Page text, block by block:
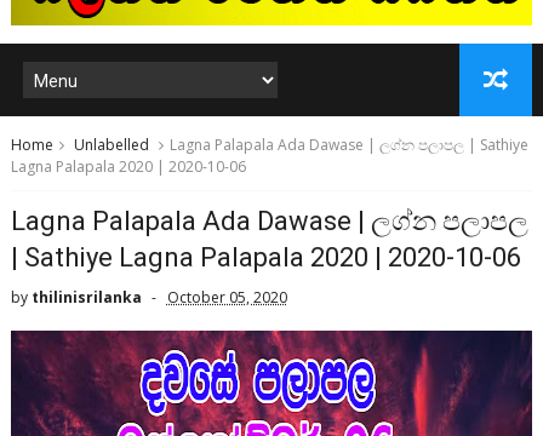
Home Unlabelled
Lagna Palapala Ada Dawase | ලග්න පලාපල | Sathiye
Lagna Palapala 2020 | 2020-10-06
Lagna Palapala Ada Dawase | ලග්න පලාපල
| Sathiye Lagna Palapala 2020 | 2020-10-06
by thilinisrilanka October 05, 2020